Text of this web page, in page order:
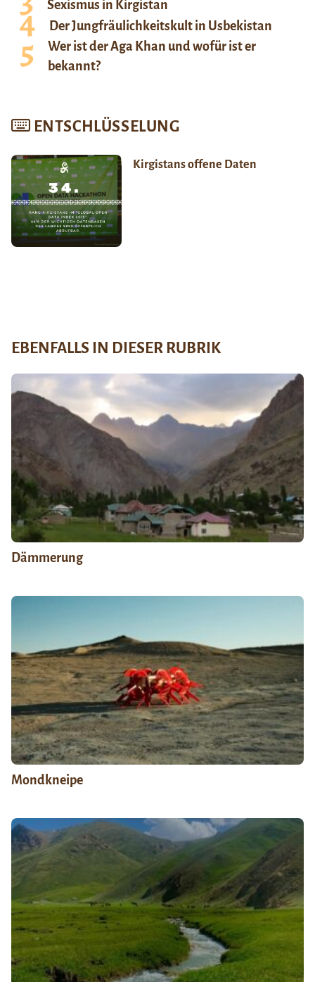
Sexismus in Kirgistan
Der Jungfräulichkeitskult in Usbekistan
Wer ist der Aga Khan und wofür ist er
bekannt?
ENTSCHLÜSSELUNG
Kirgistans offene Daten
EBENFALLS IN DIESER RUBRIK
Dämmerung
Mondkneipe